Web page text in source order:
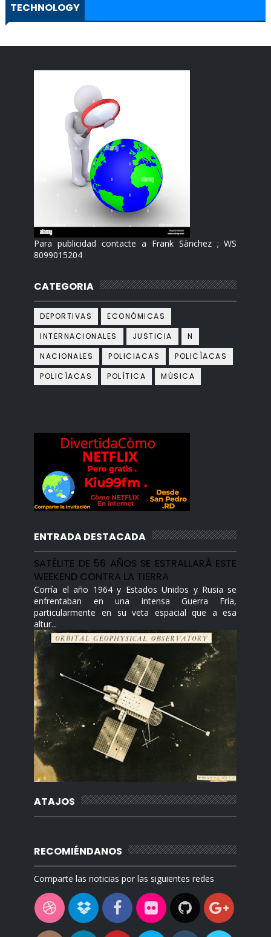
TECHNOLOGY
Para publicidad contacte a Frank Sànchez ; WS
8099015204
CATEGORIA
DEPORTIVAS
ECONÓMICAS
INTERNACIONALES
JUSTICIA
N
NACIONALES
POLICIACAS
POLICÌACAS
POLICÍACAS
POLÍTICA MÙSICA
ENTRADA DESTACADA
SATÉLITE DE 56 AÑOS SE ESTRALLARÀ ESTE
WEEKEND CONTRA LA TIERRA
Corría el año 1964 y Estados Unidos y Rusia se
enfrentaban en una intensa Guerra Fría,
particularmente en su veta espacial que a esa
altur...
ATAJOS
RECOMIÉNDANOS
Comparte las noticias por las siguientes redes